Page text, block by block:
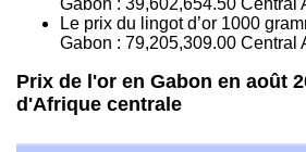
Gabon : 39,602,654.50 Central
Le prix du lingot d’or 1000
Gabon : 79,205,309.00 Central
Prix de l'or en Gabon en août
d'Afrique centrale